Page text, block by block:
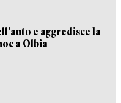
e aggredisce la
a Olbia